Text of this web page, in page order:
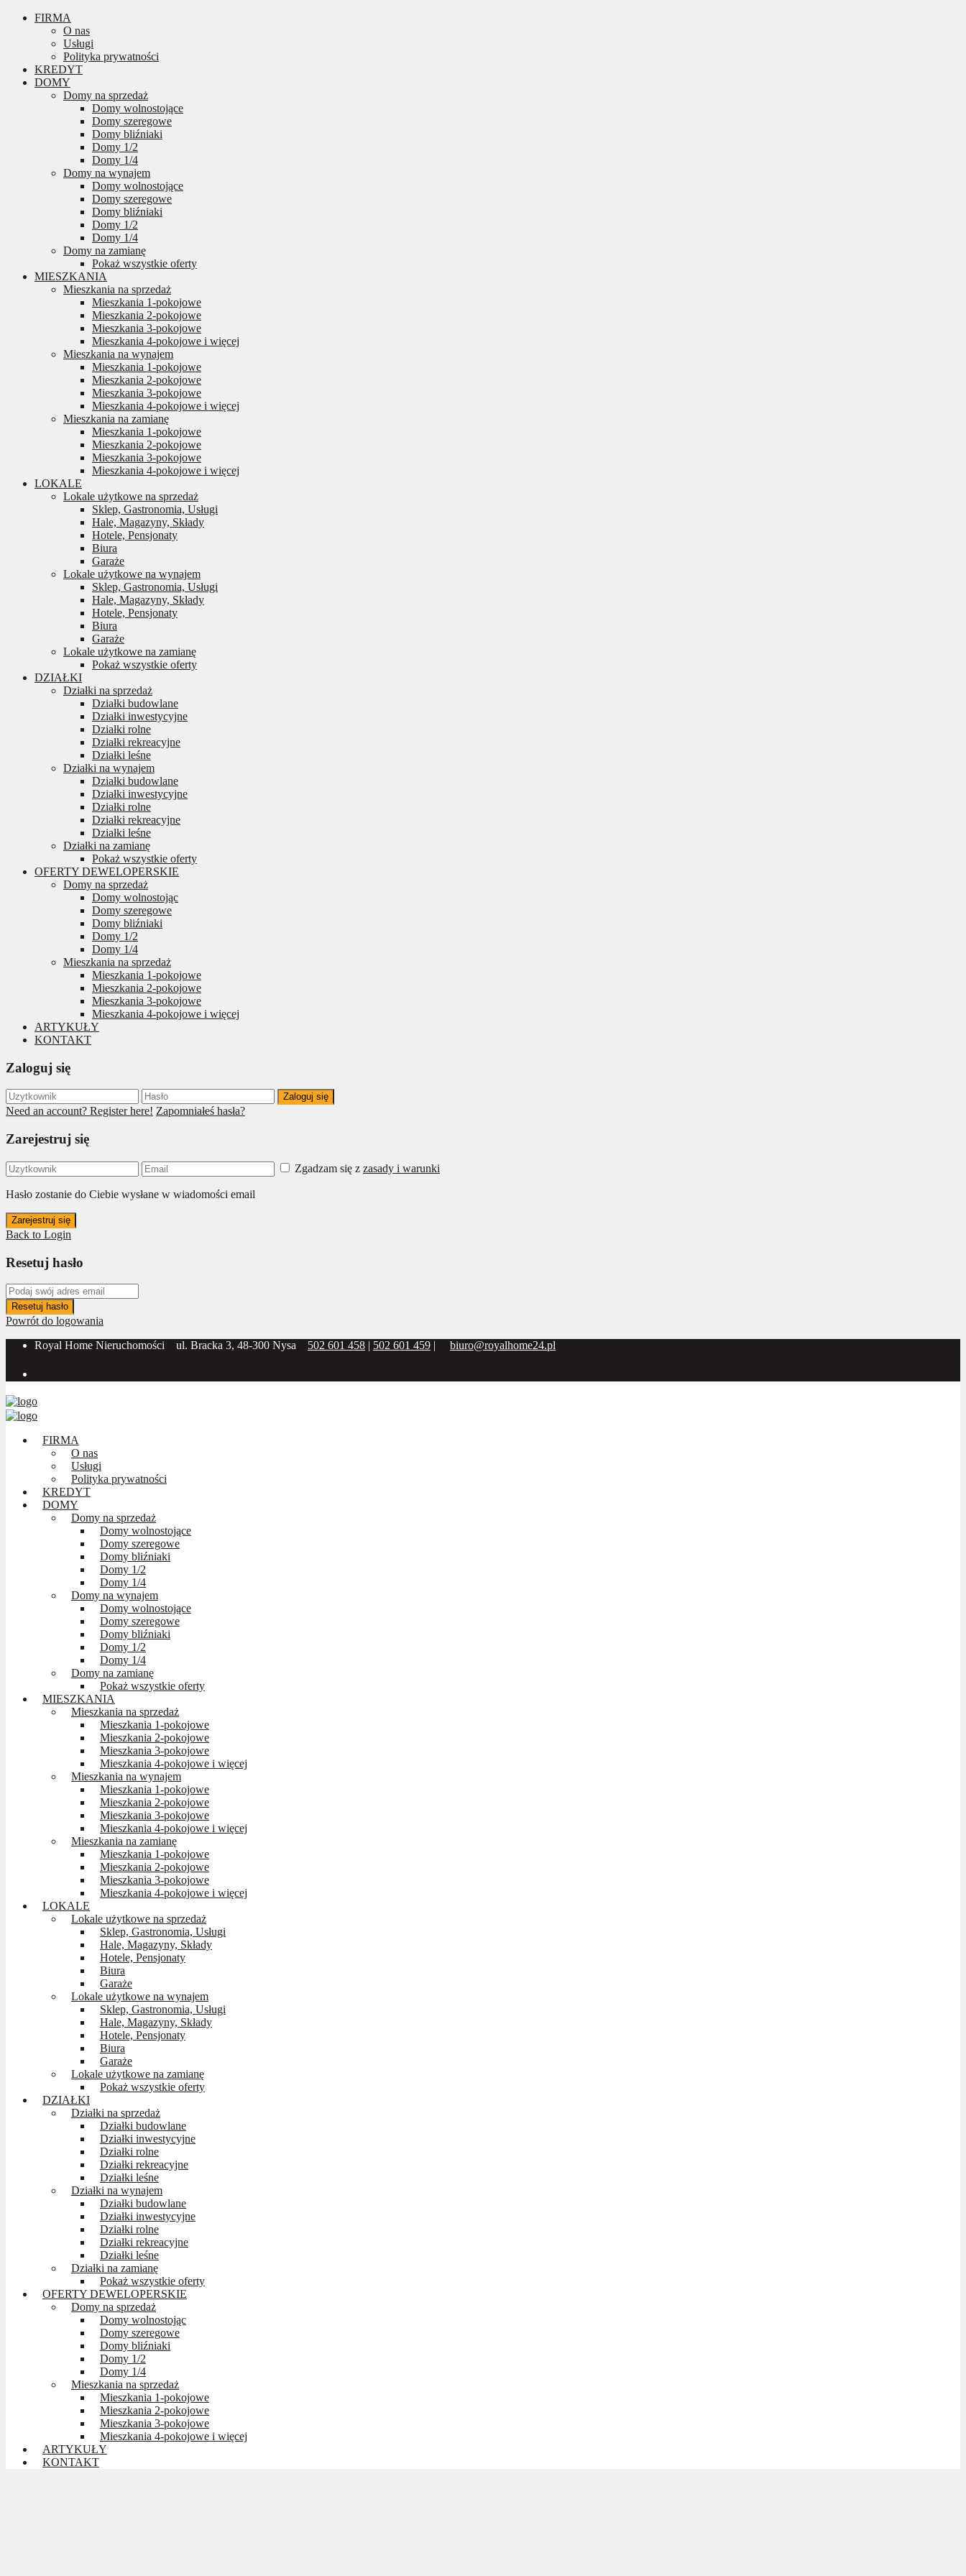
FIRMA
O nas
Usługi
Polityka prywatności
KREDYT
DOMY
Domy na sprzedaż
Domy wolnostojące
Domy szeregowe
Domy bliźniaki
Domy 1/2
Domy 1/4
Domy na wynajem
Domy wolnostojące
Domy szeregowe
Domy bliźniaki
Domy 1/2
Domy 1/4
Domy na zamianę
Pokaż wszystkie oferty
MIESZKANIA
Mieszkania na sprzedaż
Mieszkania 1-pokojowe
Mieszkania 2-pokojowe
Mieszkania 3-pokojowe
Mieszkania 4-pokojowe i więcej
Mieszkania na wynajem
Mieszkania 1-pokojowe
Mieszkania 2-pokojowe
Mieszkania 3-pokojowe
Mieszkania 4-pokojowe i więcej
Mieszkania na zamianę
Mieszkania 1-pokojowe
Mieszkania 2-pokojowe
Mieszkania 3-pokojowe
Mieszkania 4-pokojowe i więcej
LOKALE
Lokale użytkowe na sprzedaż
Sklep, Gastronomia, Usługi
Hale, Magazyny, Składy
Hotele, Pensjonaty
Biura
Garaże
Lokale użytkowe na wynajem
Sklep, Gastronomia, Usługi
Hale, Magazyny, Składy
Hotele, Pensjonaty
Biura
Garaże
Lokale użytkowe na zamianę
Pokaż wszystkie oferty
DZIAŁKI
Działki na sprzedaż
Działki budowlane
Działki inwestycyjne
Działki rolne
Działki rekreacyjne
Działki leśne
Działki na wynajem
Działki budowlane
Działki inwestycyjne
Działki rolne
Działki rekreacyjne
Działki leśne
Działki na zamianę
Pokaż wszystkie oferty
OFERTY DEWELOPERSKIE
Domy na sprzedaż
Domy wolnostojąc
Domy szeregowe
Domy bliźniaki
Domy 1/2
Domy 1/4
Mieszkania na sprzedaż
Mieszkania 1-pokojowe
Mieszkania 2-pokojowe
Mieszkania 3-pokojowe
Mieszkania 4-pokojowe i więcej
ARTYKUŁY
KONTAKT
Zaloguj się
Zaloguj się
Need an account? Register here! Zapomniałeś hasła?
Zarejestruj się
Zgadzam się z zasady i warunki
Hasło zostanie do Ciebie wysłane w wiadomości email
Zarejestruj się
Back to Login
Resetuj hasło
Resetuj hasło
Powrót do logowania
Royal Home Nieruchomości
ul. Bracka 3, 48-300 Nysa 502 601 458 | 502 601 459 | biuro@royalhome24.pl
FIRMA
O nas
Usługi
Polityka prywatności
KREDYT
DOMY
Domy na sprzedaż
Domy wolnostojące
Domy szeregowe
Domy bliźniaki
Domy 1/2
Domy 1/4
Domy na wynajem
Domy wolnostojące
Domy szeregowe
Domy bliźniaki
Domy 1/2
Domy 1/4
Domy na zamianę
Pokaż wszystkie oferty
MIESZKANIA
Mieszkania na sprzedaż
Mieszkania 1-pokojowe
Mieszkania 2-pokojowe
Mieszkania 3-pokojowe
Mieszkania 4-pokojowe i więcej
Mieszkania na wynajem
Mieszkania 1-pokojowe
Mieszkania 2-pokojowe
Mieszkania 3-pokojowe
Mieszkania 4-pokojowe i więcej
Mieszkania na zamianę
Mieszkania 1-pokojowe
Mieszkania 2-pokojowe
Mieszkania 3-pokojowe
Mieszkania 4-pokojowe i więcej
LOKALE
Lokale użytkowe na sprzedaż
Sklep, Gastronomia, Usługi
Hale, Magazyny, Składy
Hotele, Pensjonaty
Biura
Garaże
Lokale użytkowe na wynajem
Sklep, Gastronomia, Usługi
Hale, Magazyny, Składy
Hotele, Pensjonaty
Biura
Garaże
Lokale użytkowe na zamianę
Pokaż wszystkie oferty
DZIAŁKI
Działki na sprzedaż
Działki budowlane
Działki inwestycyjne
Działki rolne
Działki rekreacyjne
Działki leśne
Działki na wynajem
Działki budowlane
Działki inwestycyjne
Działki rolne
Działki rekreacyjne
Działki leśne
Działki na zamianę
Pokaż wszystkie oferty
OFERTY DEWELOPERSKIE
Domy na sprzedaż
Domy wolnostojąc
Domy szeregowe
Domy bliźniaki
Domy 1/2
Domy 1/4
Mieszkania na sprzedaż
Mieszkania 1-pokojowe
Mieszkania 2-pokojowe
Mieszkania 3-pokojowe
Mieszkania 4-pokojowe i więcej
ARTYKUŁY
KONTAKT